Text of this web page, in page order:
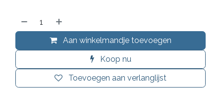
Aan winkelmandje toevoegen
Koop nu
Toevoegen aan verlanglijst